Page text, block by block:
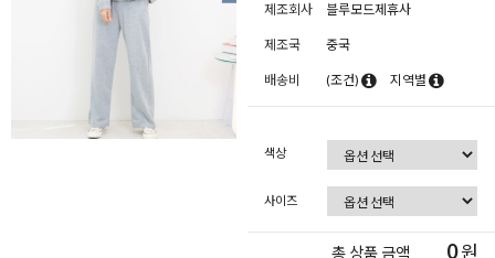
제조회사 블루모드제휴사
제조국 중국
배송비 (조건) 지역별
색상
사이즈
총 상품 금액 0원